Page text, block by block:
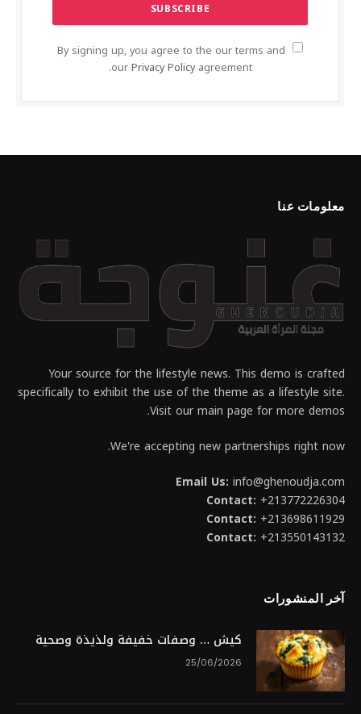
By signing up, you agree to the our terms and
ourPrivacy Policyagreement.
معلومات عنا
Your source for the lifestyle news. This demo is crafted
specifically to exhibit the use of the theme as a lifestyle site.
Visit our main page for more demos.
We're accepting new partnerships right now.
Email Us: info@ghenoudja.com
Contact: +213772226304
Contact: +213698611929
Contact: +213550143132
آخر المنشورات
كيش … وصفات خفيفة ولذيذة وصحية
25/06/2026